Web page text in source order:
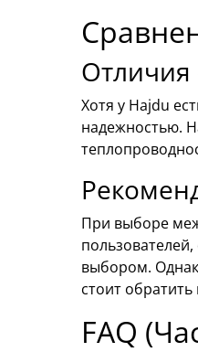
Отличия
Хотя у Hajdu
надежностью.
При выборе
выбором.
стоит
FAQ